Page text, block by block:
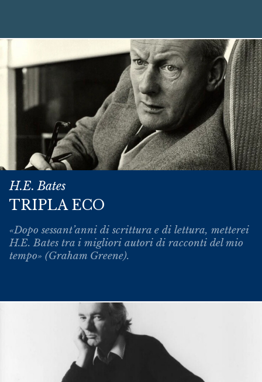
H.E. Bates
TRIPLA ECO
«Dopo sessant’anni di scrittura e di lettura, metterei
H.E. Bates tra i migliori autori di racconti del mio
tempo» (Graham Greene).